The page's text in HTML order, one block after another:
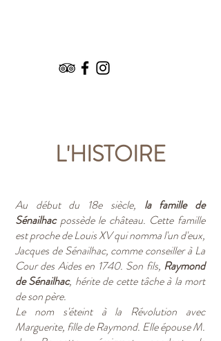
L'HISTOIRE
Au début du 18e siècle, la famille de
Sénailhacpossède le château. Cette famille
est proche de Louis XV qui nomma l'un d'eux,
Jacques de Sénailhac, comme conseiller à La
Cour des Aides en 1740. Son fils, Raymond
de Sénailhac, hérite de cette tâche à la mort
de son père.
Le nom s'éteint à la Révolution avec
Marguerite, fille de Raymond. Elle épouse M.